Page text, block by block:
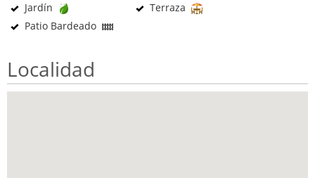
Jardín
Terraza
Patio Bardeado
Localidad